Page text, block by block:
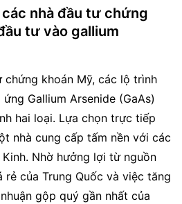
nhà đầu tư chứng
tư vào gallium
khoán Mỹ, các lộ trình
Gallium Arsenide (GaAs)
hai loại. Lựa chọn trực tiếp
nhà cung cấp tấm nền với các
Nhờ hưởng lợi từ nguồn
rẻ của Trung Quốc và việc tăng
gộp quý gần nhất của